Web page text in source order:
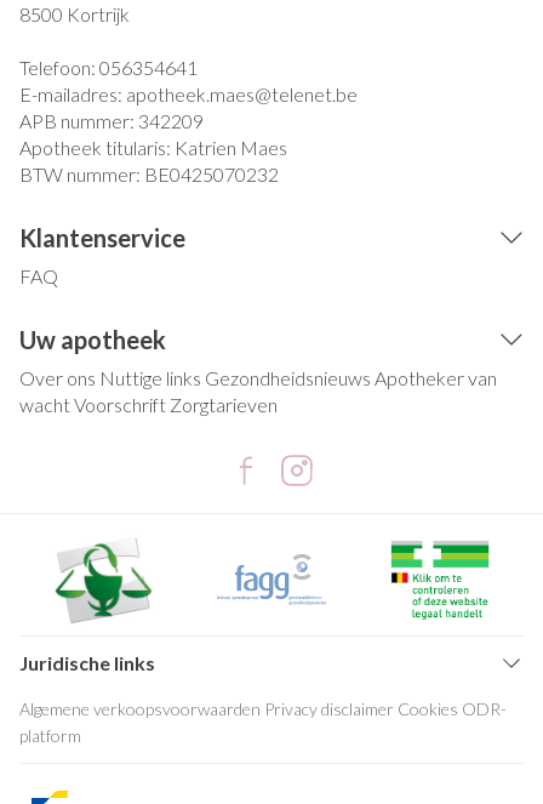
8500 Kortrijk
Telefoon: 056354641
E-mailadres: apotheek.maes@telenet.be
APB nummer: 342209
Apotheek titularis: Katrien Maes
BTW nummer: BE0425070232
Klantenservice
FAQ
Uw apotheek
Over ons Nuttige links Gezondheidsnieuws Apotheker van
wachtVoorschrift Zorgtarieven
Juridische links
Algemene verkoopsvoorwaarden Privacy disclaimer Cookies ODR-
platform